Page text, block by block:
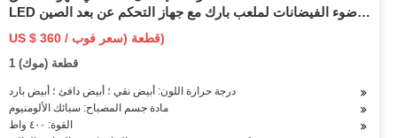
LED ضوء الفيضانات لملعب بارك مع جهاز التحكم عن بعد الصين
الصانع الإضاءة
US $ 360 / قطعة (سعر فوب)
1 قطعة (موك)
درجة حرارة اللون: أبيض نقي ؛ أبيض دافئ ؛ أبيض بارد
مادة جسم المصباح: سبائك الألومنيوم
القوة: ٤٠٠ واط